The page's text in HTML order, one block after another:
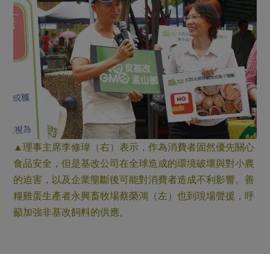
▲理事主席李修瑋（右）表示，作為消費者固然優先關心
食品安全，但是基改公司在全球造成的環境破壞與對小農
的迫害，以及企業壟斷後可能對消費者造成不利影響。善
糧雞蛋生產者永興畜牧場蔡榮鴻（左）也到現場聲援，呼
籲加強非基改飼料的供應。